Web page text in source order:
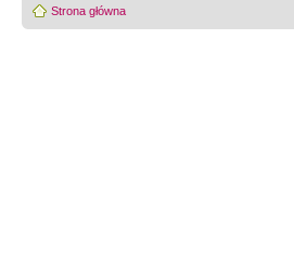
Strona główna